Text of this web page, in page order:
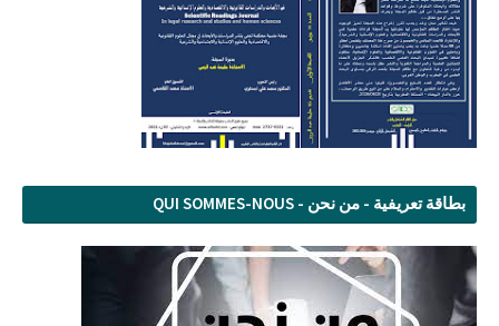
بطاقة تعريفية - من نحن - QUI SOMMES-NOUS